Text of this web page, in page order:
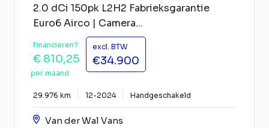
2.0 dCi 150pk L2H2 Fabrieksgarantie
Euro6 Airco | Camera...
Financieren?
€ 810,25
per maand
excl. BTW
€34.900
29.976 km 12-2024 Handgeschakeld
Van der Wal Vans